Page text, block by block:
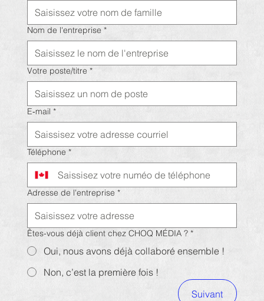
Nom de l'entreprise *
Votre poste/titre *
E‑mail *
Téléphone *
Adresse de l'entreprise *
Êtes-vous déjà client chez CHOQ MÉDIA ? *
Oui, nous avons déjà collaboré ensemble !
Non, c’est la première fois !
Suivant